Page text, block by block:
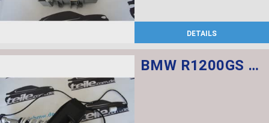
DETAILS
BMW R1200GS Federbein vorn ESA